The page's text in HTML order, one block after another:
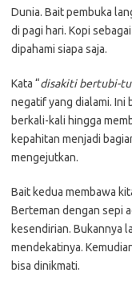
Dunia. Bait pembuka
di pagi hari. Kopi
dipahami siapa saja.
Kata “disakiti bertubi-
negatif yang dialami. Ini
berkali-kali hingga
kepahitan menjadi
mengejutkan.
Bait kedua membawa
Berteman dengan sepi
kesendirian. Bukannya
mendekatinya.
bisa dinikmati.